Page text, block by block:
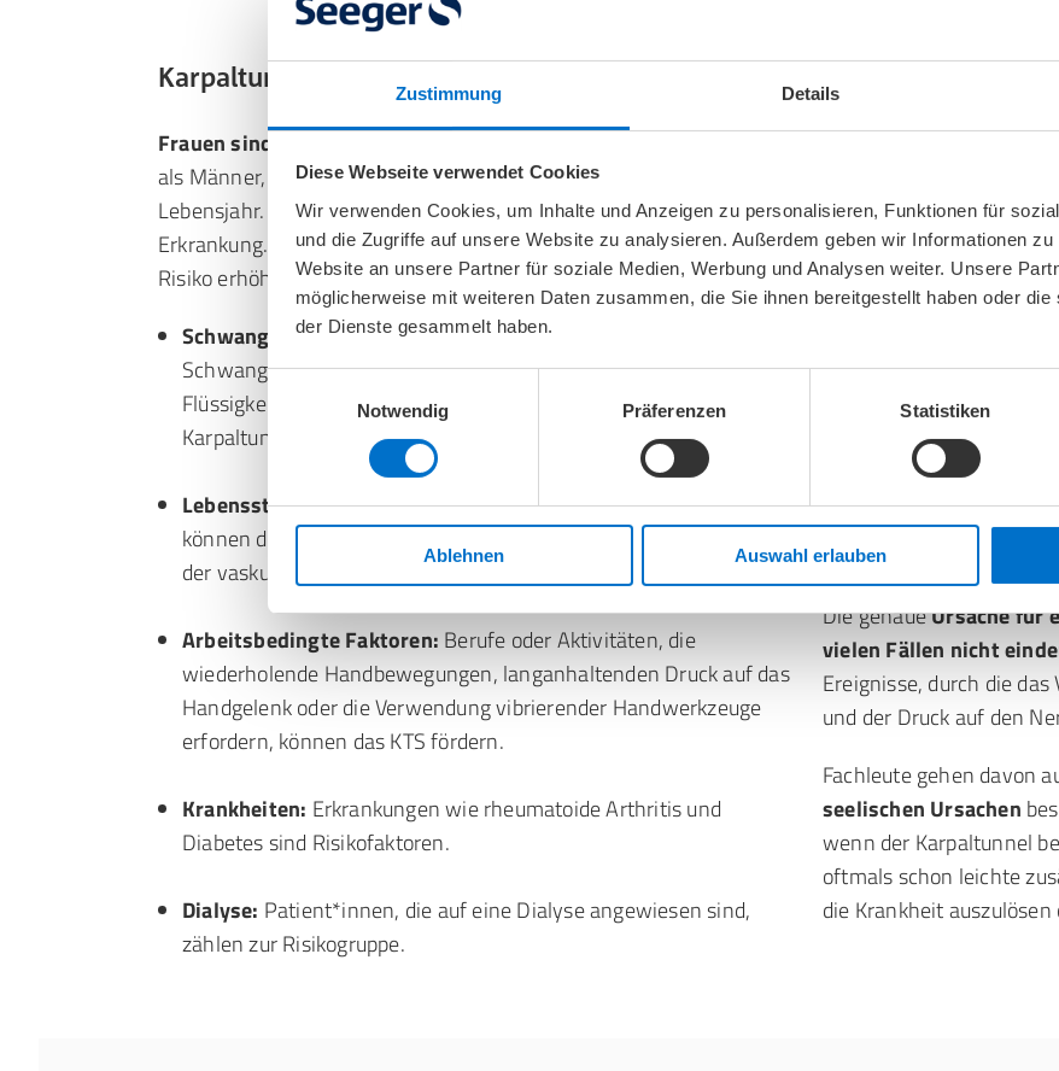
Zustimmung Details
Diese Webseite verwendet Cookies
Wir verwenden Cookies, um Inhalte und Anzeigen zu personalisieren, Funktionen für
und die Zugriffe auf unsere Website zu analysieren. Außerdem geben wir Informationen
Website an unsere Partner für soziale Medien, Werbung und Analysen weiter. Unsere
möglicherweise mit weiteren Daten zusammen, die Sie ihnen bereitgestellt haben oder
der Dienste gesammelt haben.
Einwilligungsauswahl
Notwendig
Präferenzen Statistiken
Ablehnen Auswahl erlauben
Karpaltunnelsyndrom: Ursachen & Risikofaktoren
Frauen sind wesentlich öfter vom Karpaltunnelsyndrom betroffen
als Männer, die meisten erkranken zwischen dem 40. und 70.
Lebensjahr. Mit zusätzlichem Alter steigt auch die Häufigkeit einer
Erkrankung. Des Weiteren gibt es eine Reihe an Faktoren, die das
Risiko erhöhen, an einem Karpaltunnelsyndrom zu erkranken:
Schwangerschaft und Menopause:Während einer
Schwangerschaft oder im Zuge der Menopause kann es zu
Flüssigkeitsretentionen kommen, die zu Schwellungen im
Karpaltunnel führen.
Lebensstil:Übergewicht und mangelnde körperliche Aktivität
können das Risiko für KTS erhöhen. Auch Rauchen kann aufgrund
der vaskulären Auswirkungen ebenfalls ein Risikofaktor sein.
Arbeitsbedingte Faktoren: Berufe oder Aktivitäten, die
wiederholende Handbewegungen, langanhaltenden Druck auf das
Handgelenk oder die Verwendung vibrierender Handwerkzeuge
erfordern, können das KTS fördern.
Krankheiten: Erkrankungen wie rheumatoide Arthritis und
Diabetes sind Risikofaktoren.
Dialyse: Patient*innen, die auf eine Dialyse angewiesen sind,
zählen zur Risikogruppe.
angeborener kleiner
Kompression des
Verletzungen des
führen oft zu
erhöhen in Folge das
Entzündungen und
infolge von
Entzündung das Risiko
Die genaueUrsache für
vielen Fällen nicht
Ereignisse, durch die
und der Druck auf den
Fachleute gehen davon
seelischen Ursachen
wenn der Karpaltunnel
oftmals schon leichte
die Krankheit